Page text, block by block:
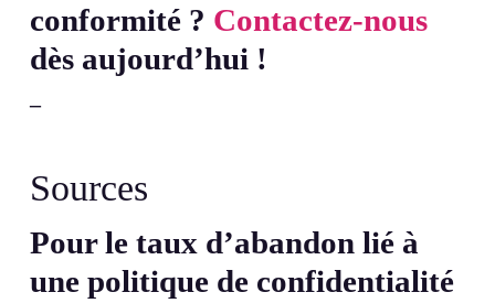
conformité ? Contactez-nous
dès aujourd’hui !
–
Sources
Pour le taux d’abandon lié à
une politique de confidentialité